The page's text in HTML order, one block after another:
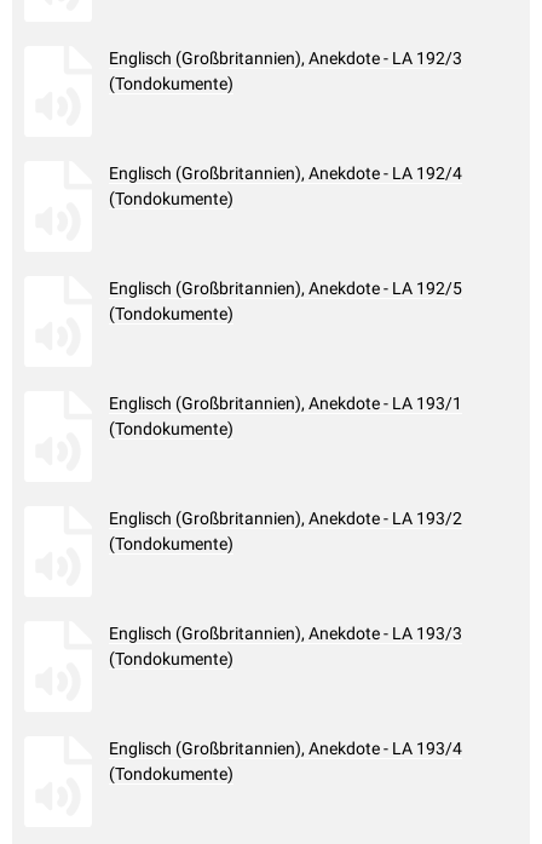
Englisch (Großbritannien), Anekdote - LA 192/3
(Tondokumente)
Englisch (Großbritannien), Anekdote - LA 192/4
(Tondokumente)
Englisch (Großbritannien), Anekdote - LA 192/5
(Tondokumente)
Englisch (Großbritannien), Anekdote - LA 193/1
(Tondokumente)
Englisch (Großbritannien), Anekdote - LA 193/2
(Tondokumente)
Englisch (Großbritannien), Anekdote - LA 193/3
(Tondokumente)
Englisch (Großbritannien), Anekdote - LA 193/4
(Tondokumente)